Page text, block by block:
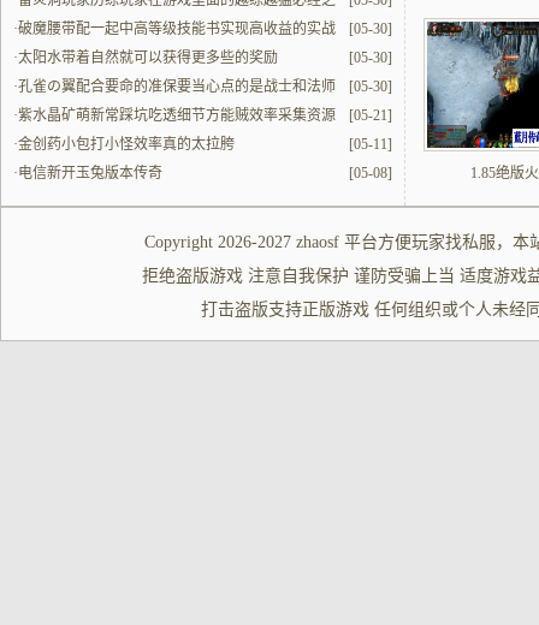
地
[05-30]
·破魔腰带配一起中高等级技能书实现高收益的实战
解读
[05-30]
·太阳水带着自然就可以获得更多些的奖励
[05-30]
·孔雀の翼配合要命的准保要当心点的是战士和法师
的配合
[05-21]
·紫水晶矿萌新常踩坑吃透细节方能贼效率采集资源
[05-11]
·金创药小包打小怪效率真的太拉胯
[05-08]
·电信新开玉兔版本传奇 1.85绝版
Copyright 2026-2027 zhaosf平台方便玩家找私服 ，本
拒绝盗版游戏 注意自我保护 谨防受骗上当 适度游戏
打击盗版支持正版游戏 任何组织或个人未经